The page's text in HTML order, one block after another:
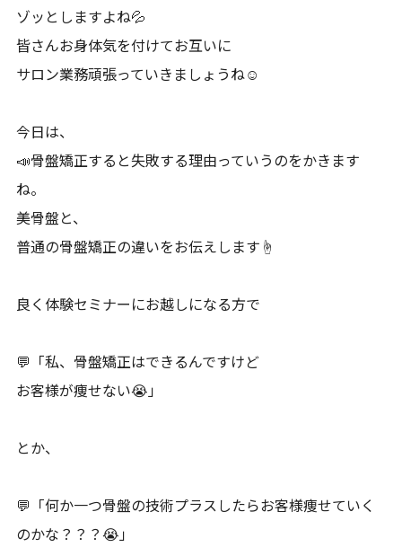
ゾッとしますよね💦
皆さんお身体気を付けてお互いに
サロン業務頑張っていきましょうね☺
今日は、
📣骨盤矯正すると失敗する理由っていうのをかきます
ね。
美骨盤と、
普通の骨盤矯正の違いをお伝えします☝️
良く体験セミナーにお越しになる方で
💬「私、骨盤矯正はできるんですけど
お客様が痩せない😭」
とか、
💬「何か一つ骨盤の技術プラスしたらお客様痩せていく
のかな？？？😭」